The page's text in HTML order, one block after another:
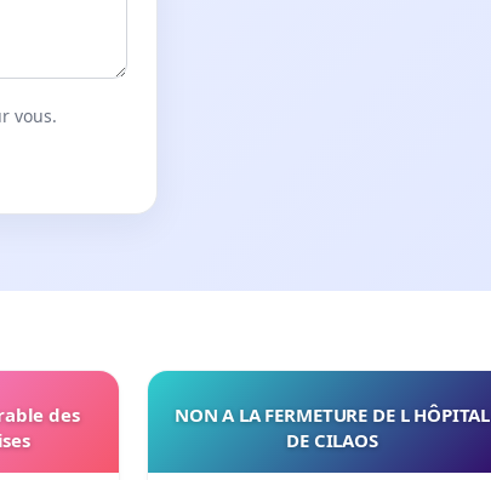
vous.
des
NON A LA FERMETURE DE L HÔPITAL
DE CILAOS